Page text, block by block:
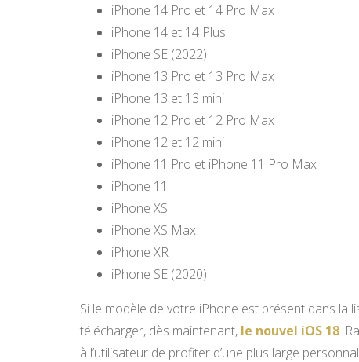
iPhone 14 Pro et 14 Pro Max
iPhone 14 et 14 Plus
iPhone SE (2022)
iPhone 13 Pro et 13 Pro Max
iPhone 13 et 13 mini
iPhone 12 Pro et 12 Pro Max
iPhone 12 et 12 mini
iPhone 11 Pro et iPhone 11 Pro Max
iPhone 11
iPhone XS
iPhone XS Max
iPhone XR
iPhone SE (2020)
Si le modèle de votre iPhone est présent dans la
télécharger, dès maintenant, le nouvel iOS 18.
à l’utilisateur de profiter d’une plus large